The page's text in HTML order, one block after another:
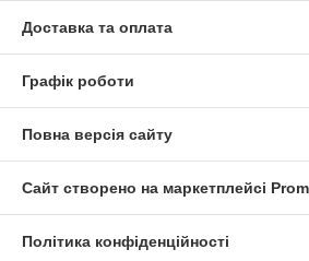
Доставка та оплата
Графік роботи
Повна версія сайту
Сайт створено на маркетплейсі
Політика конфіденційності